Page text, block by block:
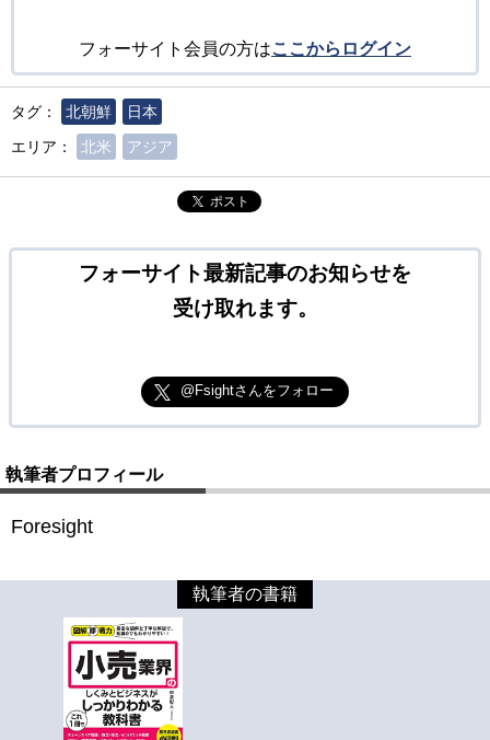
フォーサイト会員の方はここからログイン
タグ： 北朝鮮
日本
エリア：
北米 アジア
ポスト
フォーサイト最新記事のお知らせを
受け取れます。
@Fsightさんをフォロー
執筆者プロフィール
Foresight
執筆者の書籍